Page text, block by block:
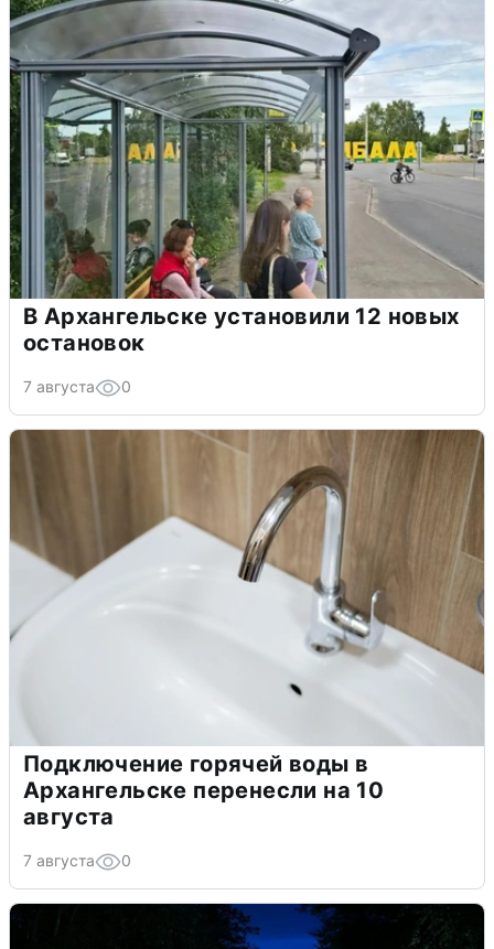
В Архангельске установили 12 новых
остановок
7 августа 0
Подключение горячей воды в
Архангельске перенесли на 10
августа
7 августа 0